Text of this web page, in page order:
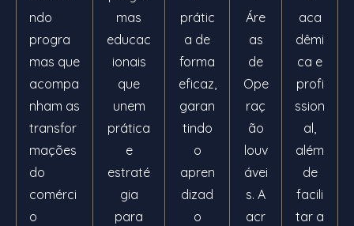
ndo
progra
mas que
acompa
nham as
transfor
mações
do
comérci
o
mas
educac
ionais
que
unem
prática
e
estraté
gia
para
prátic
a de
forma
eficaz,
garan
tindo
o
apren
dizad
o
Áre
as
de
Ope
raç
ão
louv
ávei
s. A
acr
aca
dêmi
ca e
profi
ssion
al,
além
de
facili
tar a